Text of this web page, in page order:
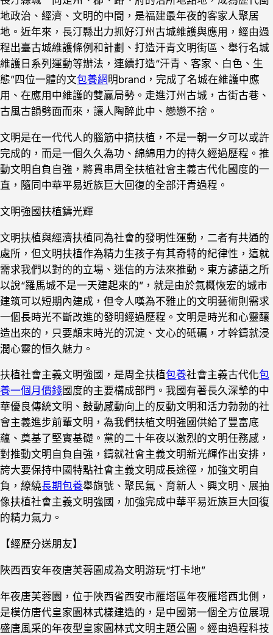
地政治、經濟、文明的中間，是福建最年夜的客家人聚居
地。近年來，長汀縣出力抓好汀州古城維護與應用，經由過
程出臺古城維護條例和計劃、打造汗青文明街區、舉行名城
維護日系列運動等辦法，連續打造“汗青、客家、白色、生
態”四位一體的文包養網明brand，完成了名城在維護中應
用、在應用中維護的雙贏局勢。走進汀州古城，古街古巷、
古風古韻劈面而來，讓人陶醉此中、戀戀不捨。
文明是在一代代人的腦筋中搞扶植，不是一朝一夕可以或許
完成的，而是一個久久為功、綿綿用力的持久經過歷程。推
動文明自負自強，將貫串周全扶植社會主義古代化國度的一
直，隨同中華平易近族巨大回復的全部汗青過程。
文明強國扶植鑄光輝
文明扶植與經濟扶植同為社會的發明性運動，二者有共通的
處所，但文明扶植作為精力生孩子有其奇特的紀律性，這就
需求我們以對的的立場、迷信的方法來推動。東方諺語之所
以說“羅馬城不是一天建起來的”，就是由於氣概恢宏的城市
建筑可以短期內建成，但令人嘆為不雅止的文明藝術則需求
一個長時光不斷改進的發明經過歷程。文明是時光和心靈釀
造出來的，只要顛末時光的沉淀、文心的砥礪，才幹鑄就浸
潤心靈的恒久魅力。
扶植社會主義文明強國，是周全扶植包養社會主義古代化包
養一個月價錢國度的主要構成部門。我國有著長久深摯的中
華優良傳統文明、鼓動感動向上的反動文明和活力勃勃的社
會主義進步前輩文明，為我們扶植文明強國供給了豐富底
蘊、奠基了堅實基礎。黨的二十年夜以激烈的文明任務感，
對推動文明自負自強，鑄就社會主義文明新光輝作出安排，
誇大要保持中國特點社會主義文明成長途徑，加強文明自
負，繚繞長期包養舉旗號、聚民氣、育新人、興文明、展抽
像扶植社會主義文明強國，加強完成中華平易近族巨大回復
的精力氣力。
【經歷分送朋友】
陜西西安年夜唐芙蓉園成為文明游玩“打卡地”
年夜唐芙蓉園，位于陜西省西安市雁塔區年夜雁塔西北側，
是模仿唐代皇家園林式樣建造的，是中國第一個全方位展現
盛唐風采的年夜型皇家園林式文明主題公園。經由過程科技